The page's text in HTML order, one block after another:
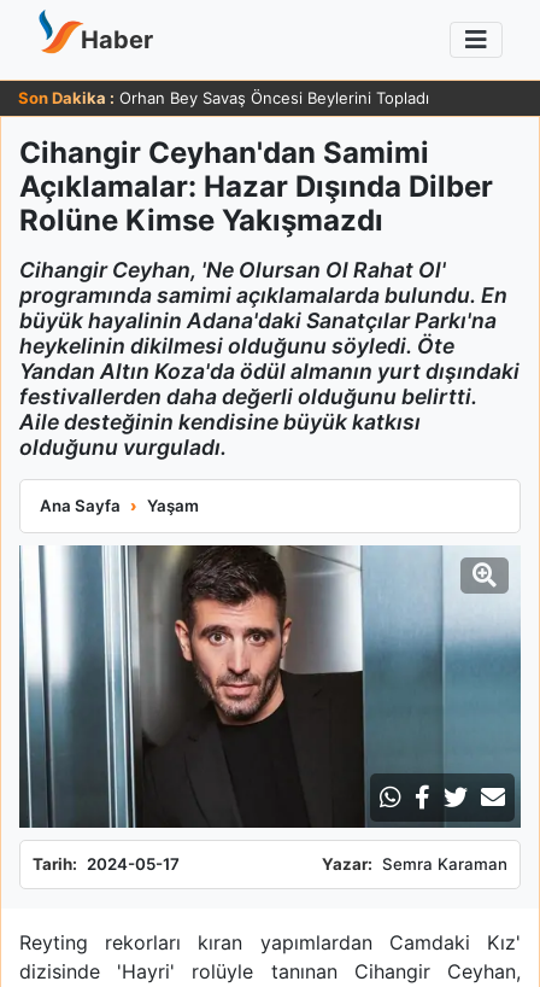
Haber
Son Dakika : Orhan Bey Savaş Öncesi Beylerini Topladı
Cihangir Ceyhan'dan Samimi
Açıklamalar: Hazar Dışında Dilber
Rolüne Kimse Yakışmazdı
Cihangir Ceyhan, 'Ne Olursan Ol Rahat Ol'
programında samimi açıklamalarda bulundu. En
büyük hayalinin Adana'daki Sanatçılar Parkı'na
heykelinin dikilmesi olduğunu söyledi. Öte
Yandan Altın Koza'da ödül almanın yurt dışındaki
festivallerden daha değerli olduğunu belirtti.
Aile desteğinin kendisine büyük katkısı
olduğunu vurguladı.
Ana Sayfa Yaşam
Cihangir Ceyhan'dan Samimi Açıklamalar: Hazar Dışında
Tarih: 2024-05-17 Yazar: Semra Karaman
Reyting rekorları kıran yapımlardan Camdaki Kız'
dizisinde 'Hayri' rolüyle tanınan Cihangir Ceyhan,